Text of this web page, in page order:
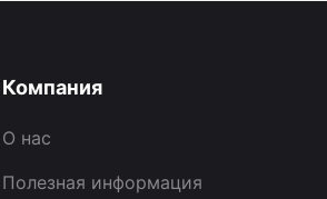
Компания
О нас
Полезная информация